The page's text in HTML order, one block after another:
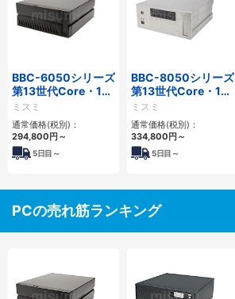
BBC-6050シリーズ
第13世代Core・12
世代Celeron対応小
型フロアマウント
3PCIe
ミスミ
通常価格(税別)：
294,800円～
5日目～
BBC-8050シリーズ
第13世代Core・12
世代Celeron対応フ
ロアマウント3PCIe
ミスミ
通常価格(税別)：
334,800円～
5日目～
PCの売れ筋ランキング